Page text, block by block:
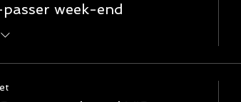
passer week-end